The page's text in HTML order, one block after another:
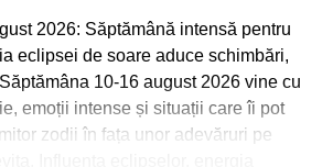
2026: Săptămână intensă pentru
eclipsei de soare aduce schimbări,
10-16 august 2026 vine cu
emoții intense și situații care îi pot
zodii în fața unor adevăruri pe